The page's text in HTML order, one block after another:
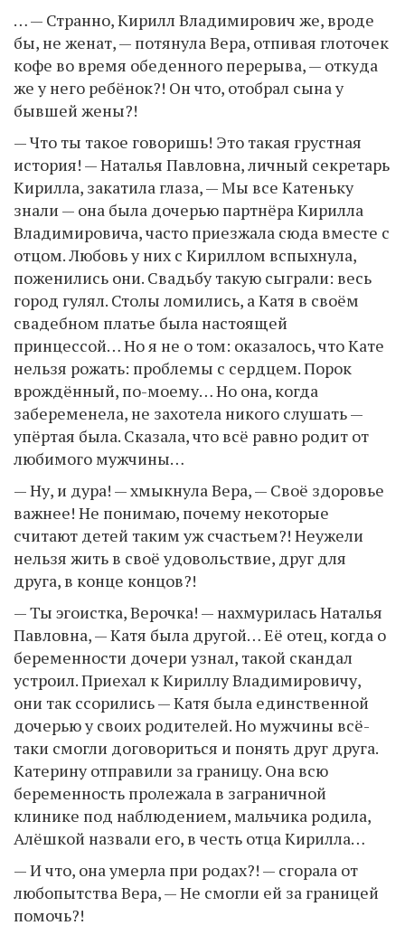
… — Странно, Кирилл Владимирович же, вроде
бы, не женат, — потянула Вера, отпивая глоточек
кофе во время обеденного перерыва, — откуда
же у него ребёнок?! Он что, отобрал сына у
бывшей жены?!
— Что ты такое говоришь! Это такая грустная
история! — Наталья Павловна, личный секретарь
Кирилла, закатила глаза, — Мы все Катеньку
знали — она была дочерью партнёра Кирилла
Владимировича, часто приезжала сюда вместе с
отцом. Любовь у них с Кириллом вспыхнула,
поженились они. Свадьбу такую сыграли: весь
город гулял. Столы ломились, а Катя в своём
свадебном платье была настоящей
принцессой… Но я не о том: оказалось, что Кате
нельзя рожать: проблемы с сердцем. Порок
врождённый, по-моему… Но она, когда
забеременела, не захотела никого слушать —
упёртая была. Сказала, что всё равно родит от
любимого мужчины…
— Ну, и дура! — хмыкнула Вера, — Своё здоровье
важнее! Не понимаю, почему некоторые
считают детей таким уж счастьем?! Неужели
нельзя жить в своё удовольствие, друг для
друга, в конце концов?!
— Ты эгоистка, Верочка! — нахмурилась Наталья
Павловна, — Катя была другой… Её отец, когда о
беременности дочери узнал, такой скандал
устроил. Приехал к Кириллу Владимировичу,
они так ссорились — Катя была единственной
дочерью у своих родителей. Но мужчины всё-
таки смогли договориться и понять друг друга.
Катерину отправили за границу. Она всю
беременность пролежала в заграничной
клинике под наблюдением, мальчика родила,
Алёшкой назвали его, в честь отца Кирилла…
— И что, она умерла при родах?! — сгорала от
любопытства Вера, — Не смогли ей за границей
помочь?!